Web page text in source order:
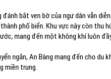
bắt ven bờ của ngư dân vẫn
phố biển. Khu vực này còn thu
mang đến một không khí luôn
ngắn, An Bàng mang đến cho du
miền trung.